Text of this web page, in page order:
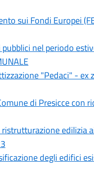
sui Fondi Europei
nel periodo
"Pedaci" - ex
di Presicce con
edilizia
degli edifici